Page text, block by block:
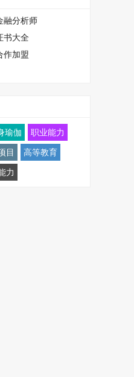
融分析师
书大全
作加盟
瑜伽 职业能力
目 高等教育
力